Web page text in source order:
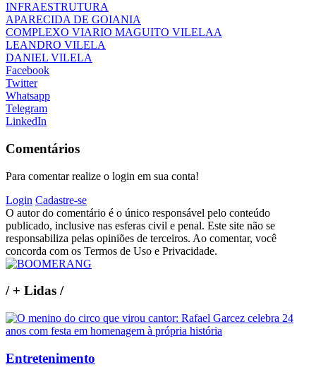
INFRAESTRUTURA
APARECIDA DE GOIANIA
COMPLEXO VIARIO MAGUITO VILELAA
LEANDRO VILELA
DANIEL VILELA
Facebook
Twitter
Whatsapp
Telegram
LinkedIn
Comentários
Para comentar realize o login em sua conta!
Login Cadastre-se
O autor do comentário é o único responsável pelo conteúdo
publicado, inclusive nas esferas civil e penal. Este site não se
responsabiliza pelas opiniões de terceiros. Ao comentar, você
concorda com os Termos de Uso e Privacidade.
/+ Lidas /
Entretenimento